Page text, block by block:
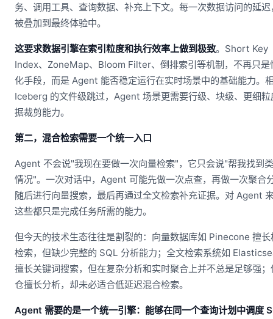
务、调用工具、查询数据、补充上下文。每一次数据访问的延
被叠加到最终体验中。
这要求数据引擎在索引粒度和执行效率上做到极致。Short Key
Index、ZoneMap、Bloom Filter、倒排索引等机制，不再只是
化手段，而是 Agent 能否稳定运行在实时场景中的基础能力。
Iceberg 的文件级跳过，Agent 场景更需要行级、块级、更细粒
据裁剪能力。
第二，混合检索需要一个统一入口
Agent 不会说"我现在要做一次向量检索"，它只会说"帮我找到
情况"。一次对话中，Agent 可能先做一次点查，再做一次聚合
随后进行向量搜索，最后再通过全文检索补充证据。对 Agent
这些都只是完成任务所需的能力。
但今天的技术生态往往是割裂的：向量数据库如 Pinecone 擅长
检索，但缺少完整的 SQL 分析能力；全文检索系统如
擅长关键词搜索，但在复杂分析和实时聚合上并不总是足够强；
仓擅长分析，却未必适合低延迟混合检索。
Agent 需要的是一个统一引擎：能够在同一个查询计划中调度